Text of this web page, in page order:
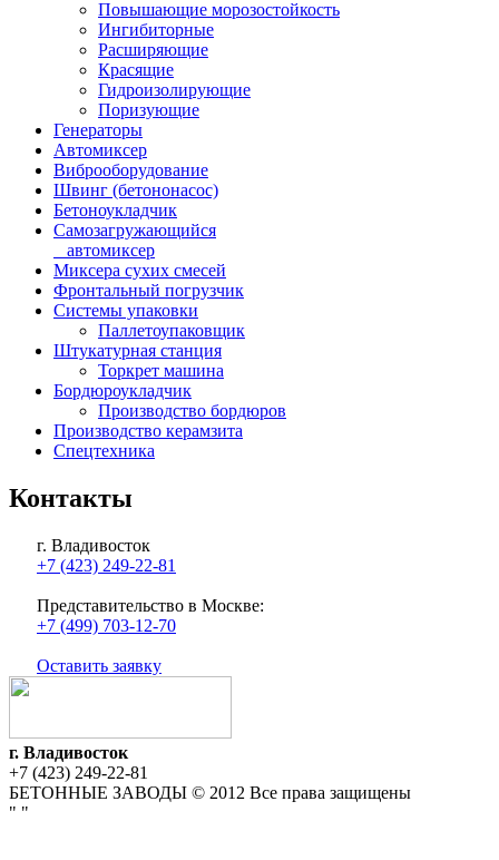
Повышающие морозостойкость
Ингибиторные
Расширяющие
Красящие
Гидроизолирующие
Поризующие
Генераторы
Автомиксер
Виброоборудование
Швинг (бетононасос)
Бетоноукладчик
Самозагружающийся
автомиксер
Миксера сухих смесей
Фронтальный погрузчик
Системы упаковки
Паллетоупаковщик
Штукатурная станция
Торкрет машина
Бордюроукладчик
Производство бордюров
Производство керамзита
Спецтехника
Контакты
г. Владивосток
+7 (423) 249-22-81
Представительство в Москве:
+7 (499) 703-12-70
Оставить заявку
г. Владивосток
+7 (423) 249-22-81
БЕТОННЫЕ ЗАВОДЫ © 2012 Все права защищены
" "